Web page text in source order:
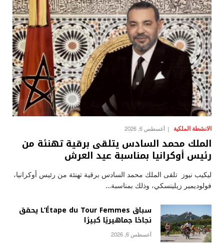
الانشطة الملكية أغسطس 6, 2026
الملك محمد السادس يتلقى برقية تهنئة من
رئيس أوكرانيا بمناسبة عيد العرش
ليكيب نيوز تلقى الملك محمد السادس برقية تهنئة من رئيس أوكرانيا،
فولوديمير زيلينسكي، وذلك بمناسبة…
سباق L’Étape du Tour Femmes يحقق
نجاحًا جماهيريًا كبيرًا
أغسطس 6, 2026